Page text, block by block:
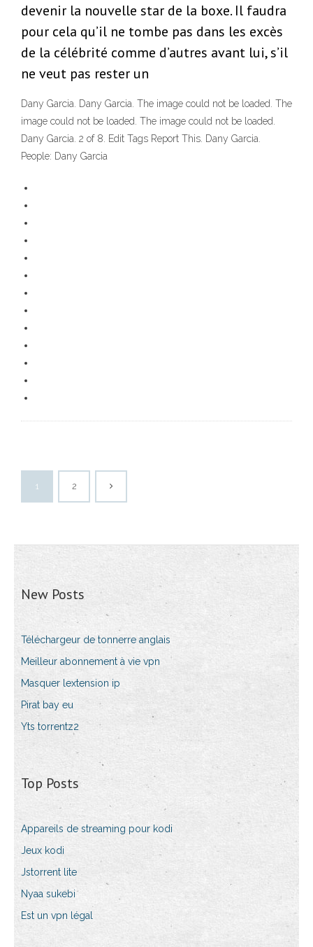
devenir la nouvelle star de la boxe. Il faudra
pour cela qu’il ne tombe pas dans les excès
de la célébrité comme d’autres avant lui, s’il
ne veut pas rester un
Dany Garcia. Dany Garcia. The image could not be loaded. The
image could not be loaded. The image could not be loaded.
Dany Garcia. 2 of 8. Edit Tags Report This. Dany Garcia.
People: Dany Garcia
1 2
New Posts
Téléchargeur de tonnerre anglais
Meilleur abonnement à vie vpn
Masquer lextension ip
Pirat bay eu
Yts torrentz2
Top Posts
Appareils de streaming pour kodi
Jeux kodi
Jstorrent lite
Nyaa sukebi
Est un vpn légal